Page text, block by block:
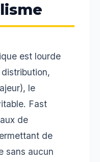
est lourde
le
Fast
de
de
sans aucun